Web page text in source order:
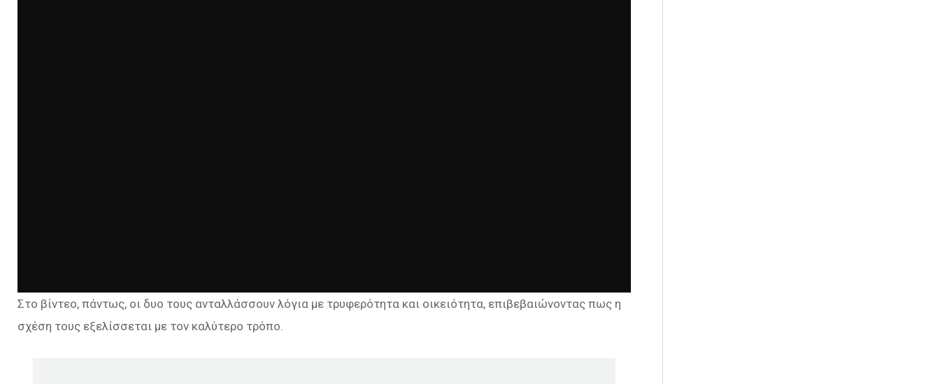
Στο βίντεο, πάντως, οι δυο τους ανταλλάσσουν λόγια με τρυφερότητα και οικειότητα, επιβεβαιώνοντας πως η
σχέση τους εξελίσσεται με τον καλύτερο τρόπο.